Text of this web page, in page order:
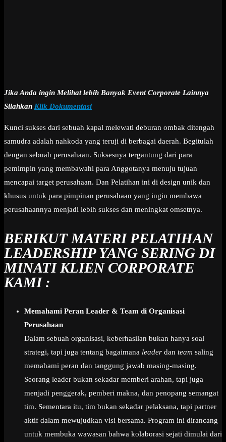
Jika Anda ingin Melihat lebih Banyak Event Corporate Lainnya
Silahkan Klik Dokumentasi
Kunci sukses dari sebuah kapal melewati deburan ombak ditengah
samudra adalah nahkoda yang teruji di berbagai daerah. Begitulah
dengan sebuah perusahaan. Suksesnya tergantung dari para
pemimpin yang membawahi para Anggotanya menuju tujuan
mencapai target perusahaan. Dan Pelatihan ini di design unik dan
khusus untuk para pimpinan perusahaan yang ingin membawa
perusahaannya menjadi lebih sukses dan meningkat omsetnya.
BERIKUT MATERI PELATIHAN
LEADERSHIP YANG SERING DI
MINATI KLIEN CORPORATE
KAMI :
Memahami Peran Leader & Team di Organisasi
Perusahaan
Dalam sebuah organisasi, keberhasilan bukan hanya soal
strategi, tapi juga tentang bagaimana leader dan team saling
memahami peran dan tanggung jawab masing-masing.
Seorang leader bukan sekadar memberi arahan, tapi juga
menjadi penggerak, pemberi makna, dan penopang semangat
tim. Sementara itu, tim bukan sekadar pelaksana, tapi partner
aktif dalam mewujudkan visi bersama. Program ini dirancang
untuk membuka wawasan bahwa kolaborasi sejati dimulai dari